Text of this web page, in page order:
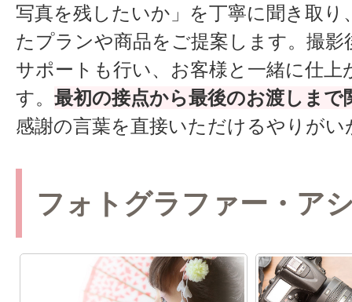
写真を残したいか」を丁寧に聞き取り
たプランや商品をご提案します。撮影
サポートも行い、お客様と一緒に仕上
す。 最初の接点から最後のお渡しまで
感謝の言葉を直接いただけるやりが
フォトグラファー・ア